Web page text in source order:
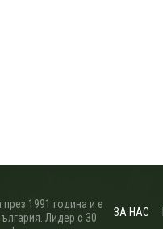
1991 година и е
Лидер с 30
ЗА НАС